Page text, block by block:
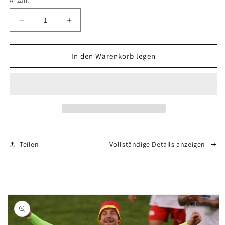
Anzahl
Verringere
die
Menge
Heimtrikot
Erhöhe
die
Menge
für
Heimtrikot
In den Warenkorb legen
Teilen Vollständige Details anzeigen